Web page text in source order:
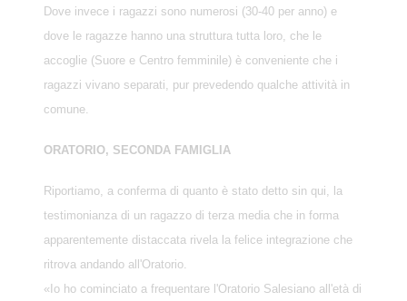
Dove invece i ragazzi sono numerosi (30-40 per anno) e
dove le ragazze hanno una struttura tutta loro, che le
accoglie (Suore e Centro femminile) è conveniente che i
ragazzi vivano separati, pur prevedendo qualche attività in
comune.
ORATORIO, SECONDA FAMIGLIA
Riportiamo, a conferma di quanto è stato detto sin qui, la
testimonianza di un ragazzo di terza media che in forma
apparentemente distaccata rivela la felice integrazione che
ritrova andando all'Oratorio.
«Io ho cominciato a frequentare l'Oratorio Salesiano all'età di